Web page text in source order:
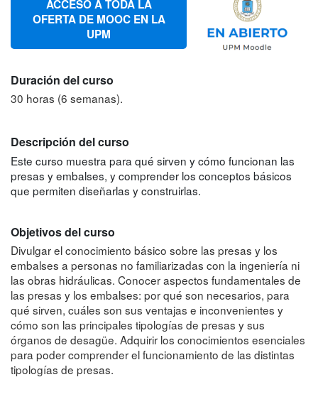
ACCESO A TODA LA
OFERTA DE MOOC EN LA
UPM
Duración del curso
30 horas (6 semanas).
Descripción del curso
Este curso muestra para qué sirven y cómo funcionan las
presas y embalses, y comprender los conceptos básicos
que permiten diseñarlas y construirlas.
Objetivos del curso
Divulgar el conocimiento básico sobre las presas y los
embalses a personas no familiarizadas con la ingeniería ni
las obras hidráulicas. Conocer aspectos fundamentales de
las presas y los embalses: por qué son necesarios, para
qué sirven, cuáles son sus ventajas e inconvenientes y
cómo son las principales tipologías de presas y sus
órganos de desagüe. Adquirir los conocimientos esenciales
para poder comprender el funcionamiento de las distintas
tipologías de presas.